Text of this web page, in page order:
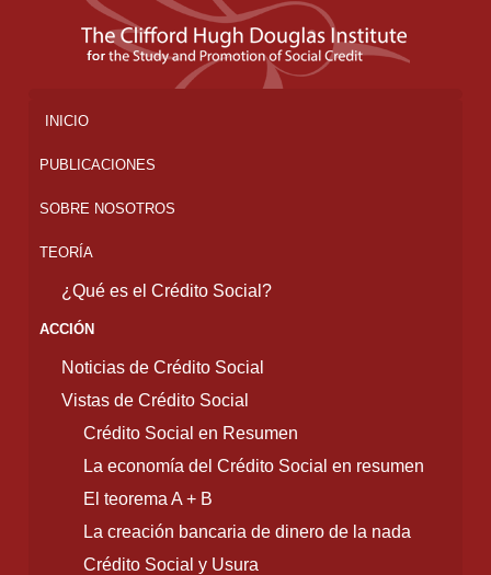
INICIO
PUBLICACIONES
SOBRE NOSOTROS
TEORÍA
¿Qué es el Crédito Social?
ACCIÓN
Noticias de Crédito Social
Vistas de Crédito Social
Crédito Social en Resumen
La economía del Crédito Social en resumen
El teorema A + B
La creación bancaria de dinero de la nada
Crédito Social y Usura